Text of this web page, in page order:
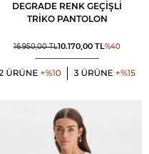
DEGRADE RENK GEÇIŞLI
TRIKO PANTOLON
16.950,00TL10.170,00 TL%40